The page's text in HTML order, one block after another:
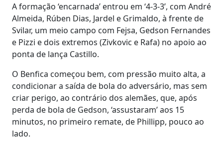
A formação ‘encarnada’ entrou em ‘4-3-3’, com André
Almeida, Rúben Dias, Jardel e Grimaldo, à frente de
Svilar, um meio campo com Fejsa, Gedson Fernandes
e Pizzi e dois extremos (Zivkovic e Rafa) no apoio ao
ponta de lança Castillo.
O Benfica começou bem, com pressão muito alta, a
condicionar a saída de bola do adversário, mas sem
criar perigo, ao contrário dos alemães, que, após
perda de bola de Gedson, ‘assustaram’ aos 15
minutos, no primeiro remate, de Phillipp, pouco ao
lado.